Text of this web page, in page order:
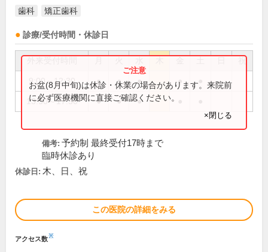
歯科 矯正歯科
診療/受付時間・休診日
祝
9:00～12:30 ● ● ● ●
13:30～17:30 ● ● ●
お盆(8月中旬)は休診・休業の場合があります。来院前
に必ず医療機関に直接ご確認ください。
×閉じる
備考: 予約制 最終受付17時まで
臨時休診あり
休診日: 木、日、祝
この医院の詳細をみる
アクセス数※